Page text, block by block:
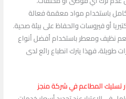
باستخدام مواد معقمة فعالة
أو فيروسات والحفاظ على بيئة صحية.
نظيف ومعطر باستخدام أفضل أنواع
طويلة، فهذا يترك انطباع رائع لدى
تسليك المطاعم في شركة منجز